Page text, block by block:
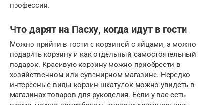
профессии.
Что дарят на Пасху, когда идут в гости
Можно прийти в гости с корзиной с яйцами, а можно
подарить корзину и как отдельный самостоятельный
подарок. Красивую корзину можно приобрести в
хозяйственном или сувенирном магазине. Нередко
интересные виды корзин-шкатулок можно увидеть в
магазинах товаров для рукоделия. Если у вас есть